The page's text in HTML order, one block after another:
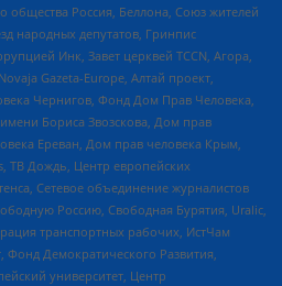
общества Россия, Беллона, Союз жителей
народных депутатов, Гринпис
Инк, Завет церквей TCCN, Агора,
Gazeta-Europe, Алтай проект,
Чернигов, Фонд Дом Прав Человека,
Бориса Звозскова, Дом прав
Ереван, Дом прав человека Крым,
ТВ Дождь, Центр европейских
Сетевое объединение журналистов
Россию, Свободная Бурятия, Uralic,
транспортных рабочих, ИстЧам
Фонд Демократического Развития,
университет, Центр